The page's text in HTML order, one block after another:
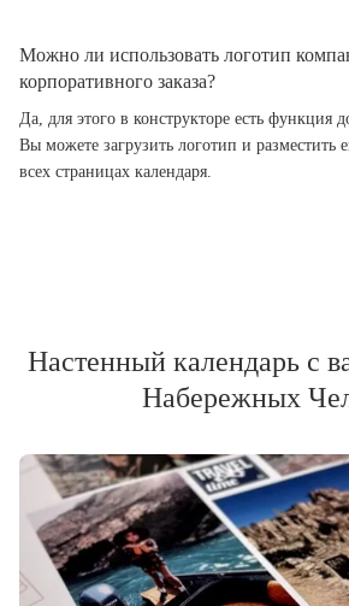
Можно ли использовать логотип
корпоративного заказа?
Да, для этого в конструкторе есть функция
Вы можете загрузить логотип и разместить
всех страницах календаря.
Настенный календарь с
Набережных